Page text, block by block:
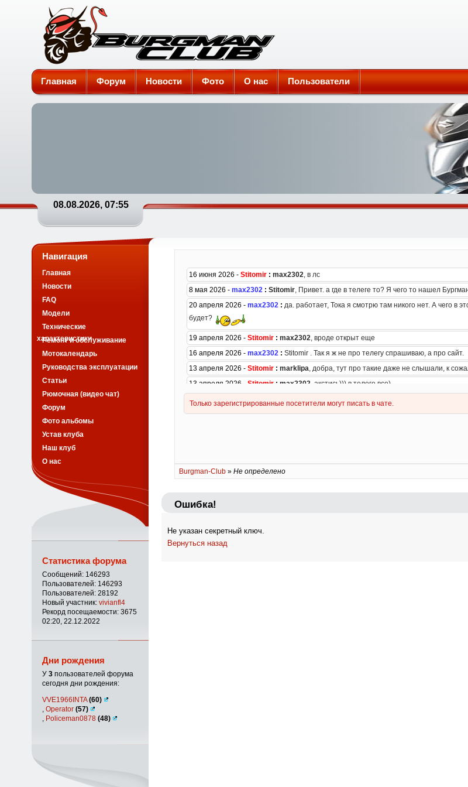
Burgman-Club
Главная Форум Новости Фото О нас Пользователи
08.08.2026, 07:55
Burgman-Club» Не определено
Ошибка!
Не указан секретный ключ.
Вернуться назад
Навигация
Главная
Новости
FAQ
Модели
Технические
характеристики
Ремонт и обслуживание
Мотокалендарь
Руководства эксплуатации
Статьи
Рюмочная (видео чат)
Форум
Фото альбомы
Устав клуба
Наш клуб
О нас
Статистика форума
Сообщений: 146293
Пользователей: 146293
Пользователей: 28192
Новый участник: vivianfl4
Рекорд посещаемости: 3675
02:20, 22.12.2022
Дни рождения
У 3пользователей форума
сегодня дни рождения:
VVE1966INTA(60)
Operator (57)
Policeman0878 (48)